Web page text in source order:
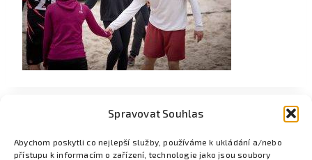
Spravovat Souhlas
Abychom poskytli co nejlepší služby, používáme k ukládání a/nebo
přístupu k informacím o zařízení, technologie jako jsou soubory